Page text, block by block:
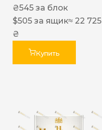
₴545 за блок
$505 за ящик≈ 22 725
₴
Купить